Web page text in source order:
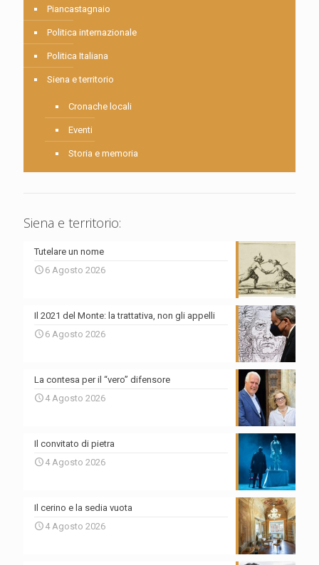
Piancastagnaio
Politica internazionale
Politica Italiana
Siena e territorio
Cronache locali
Eventi
Storia e memoria
Siena e territorio:
Tutelare un nome
6 Agosto 2026
Il 2021 del Monte: la trattativa, non gli appelli
6 Agosto 2026
La contesa per il “vero” difensore
4 Agosto 2026
Il convitato di pietra
4 Agosto 2026
Il cerino e la sedia vuota
4 Agosto 2026